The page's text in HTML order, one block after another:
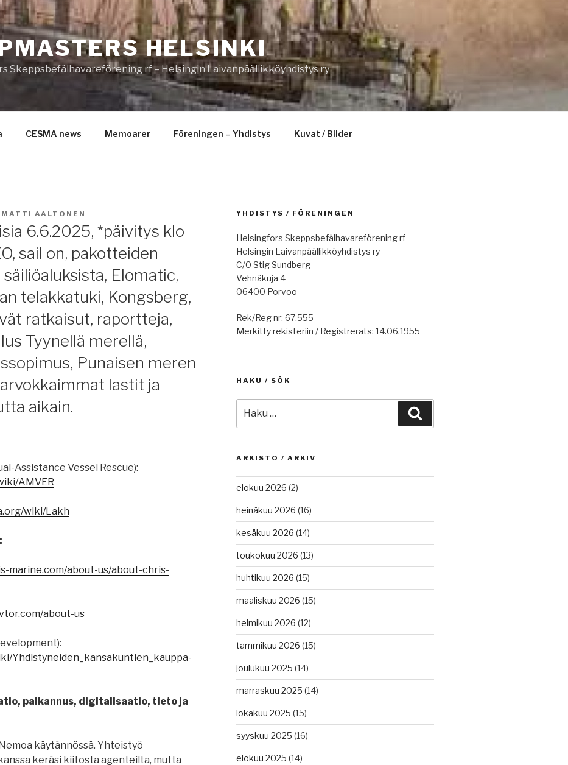
HELSINKI
Skeppsbefälhavareförening rf – Helsingin Laivanpäällikköyhdistys ry
CESMA news Memoarer Föreningen – Yhdistys Kuvat / Bilder
MATTI AALTONEN
6.6.2025, *päivitys klo
sail on, pakotteiden
Elomatic,
telakkatuki, Kongsberg,
ratkaisut, raportteja,
Tyynellä merellä,
Punaisen meren
lastit ja
aikain.
Assistance Vessel Rescue):
AMVER
wiki/Lakh
marine.com/about-us/about-chris-
about-us
Yhdistyneiden_kansakuntien_kauppa-
paikannus, digitalisaatio, tieto ja
käytännössä. Yhteistyö
keräsi kiitosta agenteilta, mutta
YHDISTYS / FÖRENINGEN
Helsingfors Skeppsbefälhavareförening rf -
Helsingin Laivanpäällikköyhdistys ry
C/0 Stig Sundberg
Vehnäkuja 4
06400 Porvoo
Rek/Reg nr: 67.555
Merkitty rekisteriin / Registrerats: 14.06.1955
HAKU / SÖK
ARKISTO / ARKIV
elokuu 2026 (2)
heinäkuu 2026 (16)
kesäkuu 2026 (14)
toukokuu 2026 (13)
huhtikuu 2026 (15)
maaliskuu 2026 (15)
helmikuu 2026 (12)
tammikuu 2026 (15)
joulukuu 2025 (14)
marraskuu 2025 (14)
lokakuu 2025 (15)
syyskuu 2025 (16)
elokuu 2025 (14)